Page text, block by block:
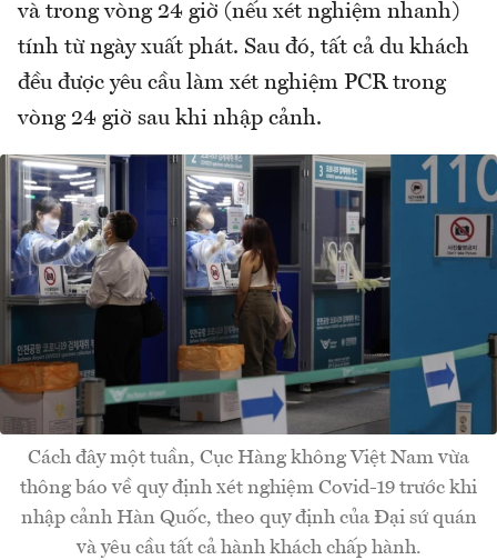
và trong vòng 24 giờ (nếu xét nghiệm nhanh)
tính từ ngày xuất phát. Sau đó, tất cả du khách
đều được yêu cầu làm xét nghiệm PCR trong
vòng 24 giờ sau khi nhập cảnh.
Cách đây một tuần, Cục Hàng không Việt Nam vừa
thông báo về quy định xét nghiệm Covid-19 trước khi
nhập cảnh Hàn Quốc, theo quy định của Đại sứ quán
và yêu cầu tất cả hành khách chấp hành.